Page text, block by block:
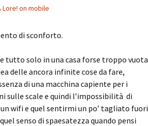
Lore! on mobile
di sconforto.
tutto solo in una casa forse troppo vuota
delle ancora infinite cose da fare,
di una macchina capiente per i
sulle scale e quindi l’impossibilità di
wifi e quel sentirmi un po’ tagliato fuori
senso di spaesatezza quando pensi